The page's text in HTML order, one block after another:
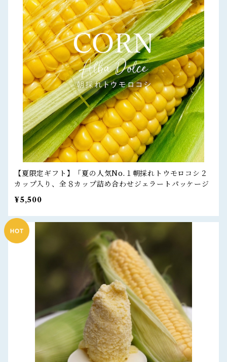
【夏限定ギフト】「夏の人気No.１朝採れトウモロコシ２
カップ入り、全８カップ詰め合わせジェラートパッケージ
¥5,500